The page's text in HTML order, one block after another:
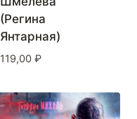
(Регина
Янтарная)
119,00 ₽